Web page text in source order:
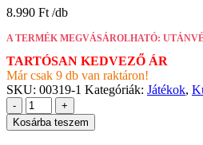
8.990 Ft
A TERMÉK MEGVÁSÁROLHATÓ:
TARTÓSAN KEDVEZŐ ÁR
Már csak 9 db van raktáron!
SKU: 00319-1 Kategóriák: Játékok,
-
+
Kosárba teszem